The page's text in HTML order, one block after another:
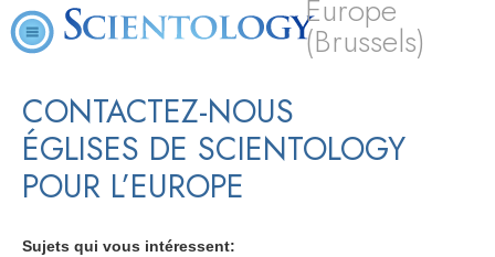
Europe
(Brussels)
CONTACTEZ-NOUS
ÉGLISES DE SCIENTOLOGY
POUR L’EUROPE
Sujets qui vous intéressent: